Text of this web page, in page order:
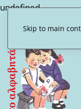
undefined
Skip to main